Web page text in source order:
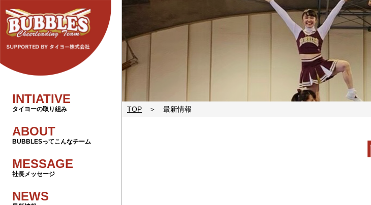
INTIATIVE
タイヨーの取り組み
ABOUT
BUBBLESってこんなチーム
MESSAGE
社長メッセージ
NEWS
TOP 最新情報